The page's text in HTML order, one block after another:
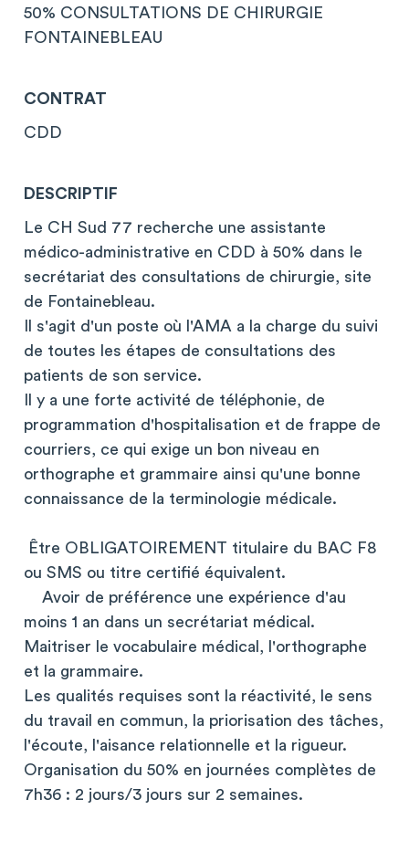
50% CONSULTATIONS DE CHIRURGIE
FONTAINEBLEAU
CONTRAT
CDD
DESCRIPTIF
Le CH Sud 77 recherche une assistante
médico-administrative en CDD à 50% dans le
secrétariat des consultations de chirurgie, site
de Fontainebleau.
Il s'agit d'un poste où l'AMA a la charge du suivi
de toutes les étapes de consultations des
patients de son service.
Il y a une forte activité de téléphonie, de
programmation d'hospitalisation et de frappe de
courriers, ce qui exige un bon niveau en
orthographe et grammaire ainsi qu'une bonne
connaissance de la terminologie médicale.
Être OBLIGATOIREMENT titulaire du BAC F8
ou SMS ou titre certifié équivalent.
Avoir de préférence une expérience d'au
moins 1 an dans un secrétariat médical.
Maitriser le vocabulaire médical, l'orthographe
et la grammaire.
Les qualités requises sont la réactivité, le sens
du travail en commun, la priorisation des tâches,
l'écoute, l'aisance relationnelle et la rigueur.
Organisation du 50% en journées complètes de
7h36 : 2 jours/3 jours sur 2 semaines.